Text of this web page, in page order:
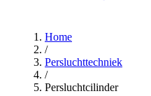
Home
/
Persluchttechniek
/
Persluchtcilinder